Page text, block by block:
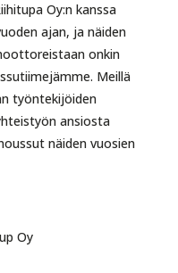
Oy:n kanssa
ajan, ja näiden
onkin
Meillä
työntekijöiden
ansiosta
näiden vuosien
Oy